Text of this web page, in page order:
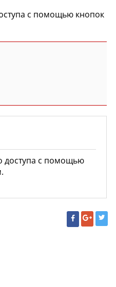
с помощью кнопок
доступа с помощью